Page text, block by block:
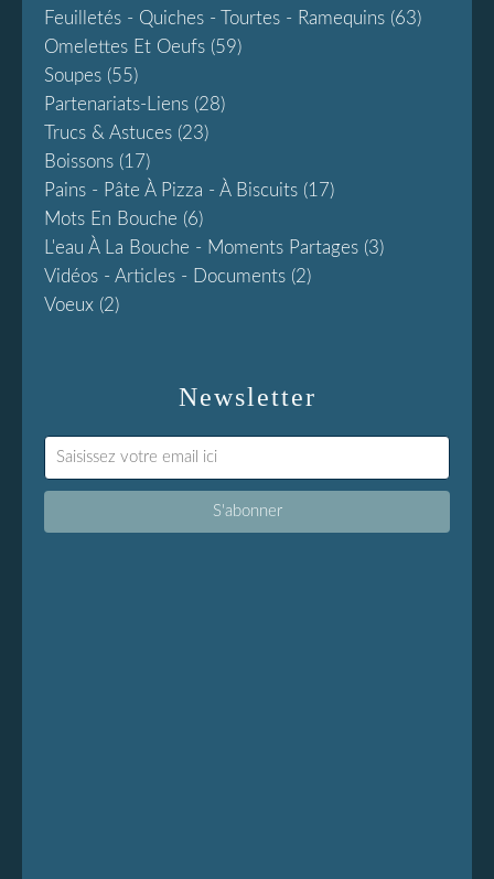
Newsletter
Feuilletés - Quiches - Tourtes - Ramequins (63)
Omelettes Et Oeufs (59)
Soupes (55)
Partenariats-Liens (28)
Trucs & Astuces (23)
Boissons (17)
Pains - Pâte À Pizza - À Biscuits (17)
Mots En Bouche (6)
L'eau À La Bouche - Moments Partages (3)
Vidéos - Articles - Documents (2)
Voeux (2)